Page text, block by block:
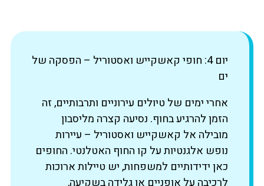
יום 4: חופי קאשקייש ואסטוריל – הפסקה של
ים
אחרי ימים של טיולים עירוניים ותרבותיים, זה
הזמן להרגיע בחוף. נסיעה קצרה מליסבון
מובילה אל קאשקייש ואסטוריל – עיירות
נופש אלגנטיות על קו החוף האטלנטי. החופים
כאן ידידותיים למשפחות, יש טיילות ארוכות
לרכיבה על אופניים או גלידה בשקיעה,